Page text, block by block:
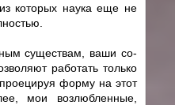
которых наука еще не
существам, ваши со-
работать только
форму на этот
мои возлюбленные,